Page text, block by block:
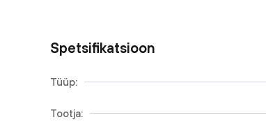
Spetsifikatsioon
Tüüp:
Tootja: